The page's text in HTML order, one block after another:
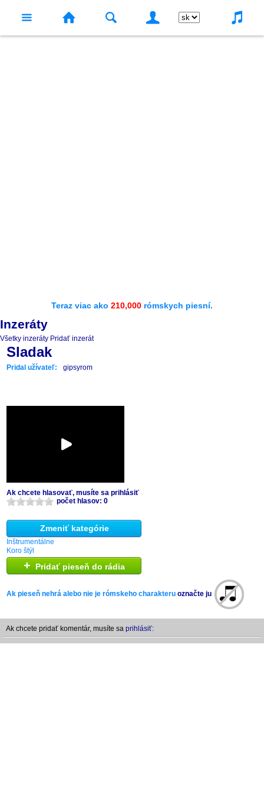
Teraz viac ako 210,000 rómskych piesní.
Inzeráty
Všetky inzeráty Pridať inzerát
Sladak
Pridal užívateľ: gipsyrom
Ak chcete hlasovať, musíte sa prihlásiť
počet hlasov: 0
Zmeniť kategórie
Inštrumentálne
Koro štýl
+ Pridať pieseň do rádia
Ak pieseň nehrá alebo nie je rómskeho charakteru označte ju
Ak chcete pridať komentár, musíte sa prihlásiť: